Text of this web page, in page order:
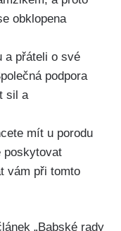
obklopena
a přáteli o své
podpora‌
sil a
mít u porodu
poskytovat
vám⁣ při tomto
„Babské rady